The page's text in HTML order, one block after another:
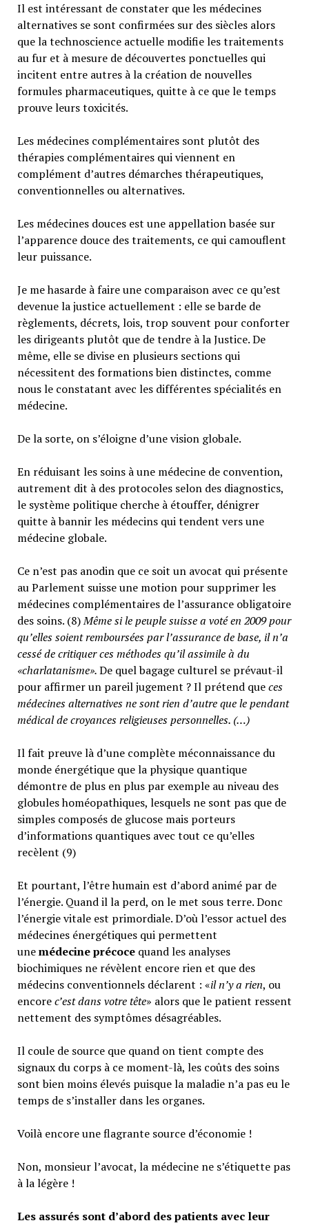
Il est intéressant de constater que les médecines
alternatives se sont confirmées sur des siècles alors
que la technoscience actuelle modifie les traitements
au fur et à mesure de découvertes ponctuelles qui
incitent entre autres à la création de nouvelles
formules pharmaceutiques, quitte à ce que le temps
prouve leurs toxicités.
Les médecines complémentaires sont plutôt des
thérapies complémentaires qui viennent en
complément d’autres démarches thérapeutiques,
conventionnelles ou alternatives.
Les médecines douces est une appellation basée sur
l’apparence douce des traitements, ce qui camouflent
leur puissance.
Je me hasarde à faire une comparaison avec ce qu’est
devenue la justice actuellement : elle se barde de
règlements, décrets, lois, trop souvent pour conforter
les dirigeants plutôt que de tendre à la Justice. De
même, elle se divise en plusieurs sections qui
nécessitent des formations bien distinctes, comme
nous le constatant avec les différentes spécialités en
médecine.
De la sorte, on s’éloigne d’une vision globale.
En réduisant les soins à une médecine de convention,
autrement dit à des protocoles selon des diagnostics,
le système politique cherche à étouffer, dénigrer
quitte à bannir les médecins qui tendent vers une
médecine globale.
Ce n’est pas anodin que ce soit un avocat qui présente
au Parlement suisse une motion pour supprimer les
médecines complémentaires de l’assurance obligatoire
des soins. (8)Même si le peuple suisse a voté en 2009 pour
qu’elles soient remboursées par l’assurance de base, il n’a
cessé de critiquer ces méthodes qu’il assimile à du
«charlatanisme».De quel bagage culturel se prévaut-il
pour affirmer un pareil jugement ? Il prétend queces
médecines alternatives ne sont rien d’autre que le pendant
médical de croyances religieuses personnelles. (…)
Il fait preuve là d’une complète méconnaissance du
monde énergétique que la physique quantique
démontre de plus en plus par exemple au niveau des
globules homéopathiques, lesquels ne sont pas que de
simples composés de glucose mais porteurs
d’informations quantiques avec tout ce qu’elles
recèlent (9)
Et pourtant, l’être humain est d’abord animé par de
l’énergie. Quand il la perd, on le met sous terre. Donc
l’énergie vitale est primordiale. D’où l’essor actuel des
médecines énergétiques qui permettent
unemédecine précoce quand les analyses
biochimiques ne révèlent encore rien et que des
médecins conventionnels déclarent : «il n’y a rien, ou
encorec’est dans votre tête» alors que le patient ressent
nettement des symptômes désagréables.
Il coule de source que quand on tient compte des
signaux du corps à ce moment-là, les coûts des soins
sont bien moins élevés puisque la maladie n’a pas eu le
temps de s’installer dans les organes.
Voilà encore une flagrante source d’économie !
Non, monsieur l’avocat, la médecine ne s’étiquette pas
à la légère !
Les assurés sont d’abord des patients avec leur